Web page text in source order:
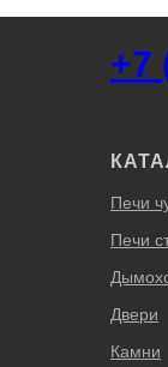
+7
Печи
Печи
Двери
Камни